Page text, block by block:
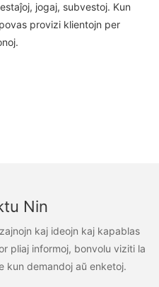
jogaj, subvestoj. Kun
provizi klientojn per
Nin
kaj ideojn kaj kapablas
pliaj informoj, bonvolu viziti la
kun demandoj aŭ enketoj.